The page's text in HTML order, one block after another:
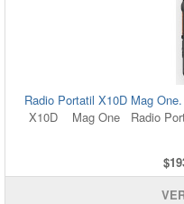
Radio Portatil X10D Mag
X10D Mag One Radio